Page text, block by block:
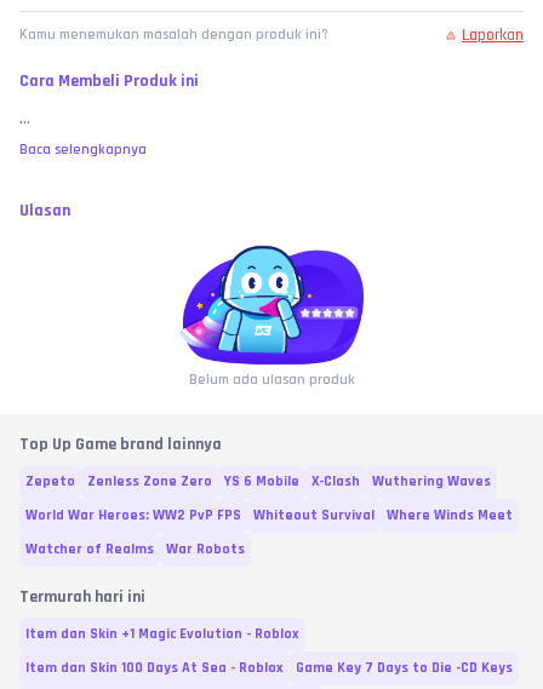
Kamu menemukan masalah dengan produk ini? Laporkan
Cara Membeli Produk ini
...
Baca selengkapnya
Ulasan
Belum ada ulasan produk
Top Up Game brand lainnya
Zepeto Zenless Zone Zero YS 6 Mobile X-Clash
Wuthering Waves
World War Heroes: WW2 PvP FPS
Whiteout Survival
Where Winds Meet
Watcher of Realms
War Robots
Termurah hari ini
Item dan Skin +1 Magic Evolution - Roblox
Item dan Skin 100 Days At Sea - Roblox
Game Key 7 Days to Die -CD Keys